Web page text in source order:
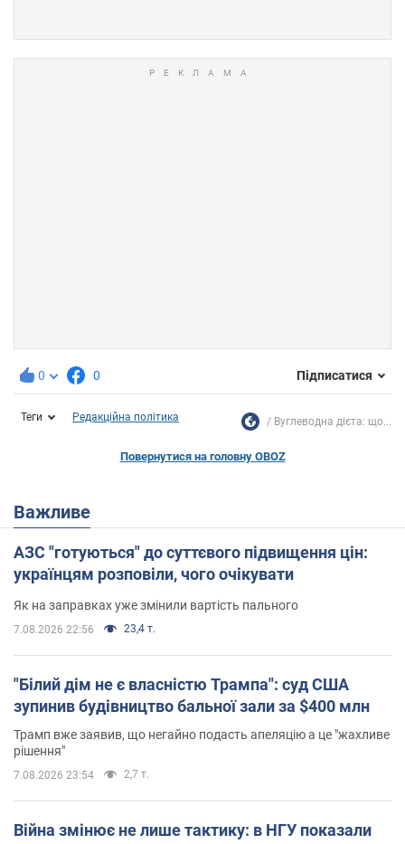
0 0 Підписатися
Теги Редакційна політика Вуглеводна дієта: що...
Повернутися на головну OBOZ
Важливе
АЗС "готуються" до суттєвого підвищення цін:
українцям розповіли, чого очікувати
Як на заправках уже змінили вартість пального
7.08.2026 22:56 23,4 т.
"Білий дім не є власністю Трампа": суд США
зупинив будівництво бальної зали за $400 млн
Трамп вже заявив, що негайно подасть апеляцію а це "жахливе
рішення"
7.08.2026 23:54 2,7 т.
Війна змінює не лише тактику: в НГУ показали